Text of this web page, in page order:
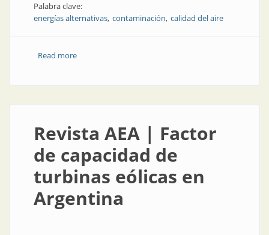
Palabra clave:
energías alternativas contaminación calidad del aire
Read moreabout Después de la pandemia, un mundo
Revista AEA | Factor
de capacidad de
turbinas eólicas en
Argentina